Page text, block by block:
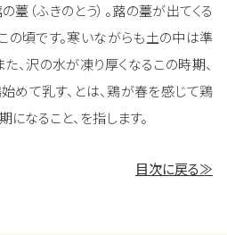
（ふきのとう）。蕗の薹が出てくる
の頃です。寒いながらも土の中は準
、沢の水が凍り厚くなるこの時期、
めて乳す、とは、鶏が春を感じて鶏
なること、を指します。
目次に戻る≫